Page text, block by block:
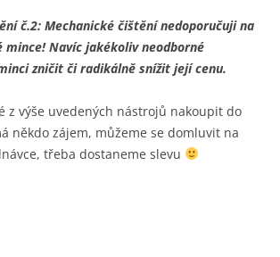
č.2: Mechanické čištění nedoporučuji na
mince! Navíc jakékoliv neodborné
zničit či radikálně snížit její cenu.
z výše uvedených nástrojů nakoupit do
někdo zájem, můžeme se domluvit na
třeba dostaneme slevu